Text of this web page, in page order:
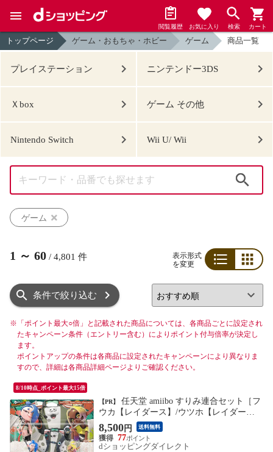
閲覧履歴 お気に入り 検索 カート
トップページ ゲーム・おもちゃ・ホビー ゲーム 商品一覧
プレイステーション ニンテンドー3DS
Ｘbox ゲーム その他
Nintendo Switch Wii U/ Wii
ゲーム
1 ～ 60 / 4,801 件
表示形式
を変更
条件で絞り込む
※ 「ポイント最大○倍」と記載された商品については、各商品ごとに設定され
たキャンペーン条件（エントリー含む）によりポイント付与倍率が決定し
ます。
ポイントアップの条件は各商品に設定されたキャンペーンにより異なりま
すので、詳細は各商品詳細ページよりご確認ください。
8/10時点_ポイント最大15倍
【PR】
ウカ【レイダース】/ウツホ【レイダー
ス】/マンタロー【レイダース】］（スプラ
トゥーンシリーズ） NVL-E-AE3K
8,500円 送料無料
77
dショッピングダイレクト